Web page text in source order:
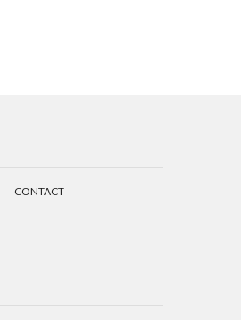
CONTACT